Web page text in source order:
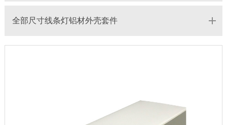
全部尺寸线条灯铝材外壳套件